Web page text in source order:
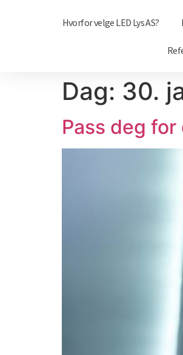
Hvorfor velge LED Lys AS?
Dag: 30.
Pass deg